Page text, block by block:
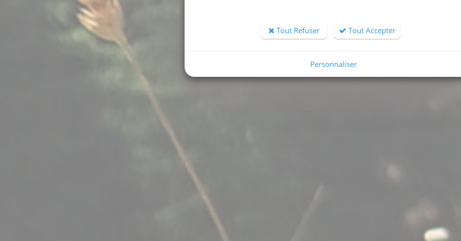
Tout Refuser Tout Accepter
Personnaliser